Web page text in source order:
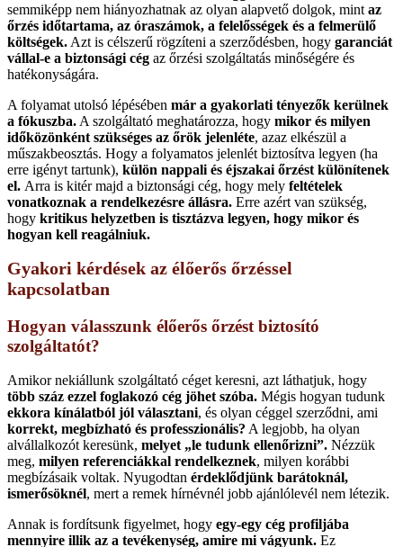
semmiképp nem hiányozhatnak az olyan alapvető dolgok, mint az
őrzés időtartama, az óraszámok, a felelősségek és a felmerülő
költségek. Azt is célszerű rögzíteni a szerződésben, hogy garanciát
vállal-e a biztonsági cég az őrzési szolgáltatás minőségére és
hatékonyságára.
A folyamat utolsó lépésében már a gyakorlati tényezők kerülnek
a fókuszba. A szolgáltató meghatározza, hogy mikor és milyen
időközönként szükséges az őrök jelenléte, azaz elkészül a
műszakbeosztás. Hogy a folyamatos jelenlét biztosítva legyen (ha
erre igényt tartunk), külön nappali és éjszakai őrzést különítenek
el. Arra is kitér majd a biztonsági cég, hogy mely feltételek
vonatkoznak a rendelkezésre állásra. Erre azért van szükség,
hogy kritikus helyzetben is tisztázva legyen, hogy mikor és
hogyan kell reagálniuk.
Gyakori kérdések az élőerős őrzéssel
kapcsolatban
Hogyan válasszunk élőerős őrzést biztosító
szolgáltatót?
Amikor nekiállunk szolgáltató céget keresni, azt láthatjuk, hogy
több száz ezzel foglakozó cég jöhet szóba. Mégis hogyan tudunk
ekkora kínálatból jól választani, és olyan céggel szerződni, ami
korrekt, megbízható és professzionális? A legjobb, ha olyan
alvállalkozót keresünk, melyet „le tudunk ellenőrizni”. Nézzük
meg, milyen referenciákkal rendelkeznek, milyen korábbi
megbízásaik voltak. Nyugodtan érdeklődjünk barátoknál,
ismerősöknél, mert a remek hírnévnél jobb ajánlólevél nem létezik.
Annak is fordítsunk figyelmet, hogy egy-egy cég profiljába
mennyire illik az a tevékenység, amire mi vágyunk. Ez